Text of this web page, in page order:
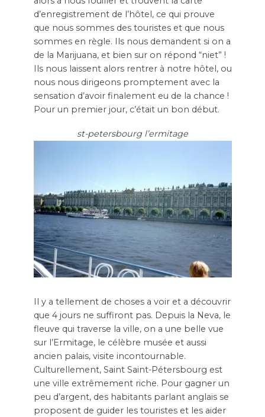
d’enregistrement de l’hôtel, ce qui prouve
que nous sommes des touristes et que nous
sommes en règle. Ils nous demandent si on a
de la Marijuana, et bien sur on répond “niet” !
Ils nous laissent alors rentrer à notre hôtel, ou
nous nous dirigeons promptement avec la
sensation d’avoir finalement eu de la chance !
Pour un premier jour, c’était un bon début.
st-petersbourg l’ermitage
Il y a tellement de choses a voir et a découvrir
que 4 jours ne suffiront pas. Depuis la Neva, le
fleuve qui traverse la ville, on a une belle vue
sur l’Ermitage, le célèbre musée et aussi
ancien palais, visite incontournable.
Culturellement, Saint Saint-Pétersbourg est
une ville extrêmement riche. Pour gagner un
peu d’argent, des habitants parlant anglais se
proposent de guider les touristes et les aider